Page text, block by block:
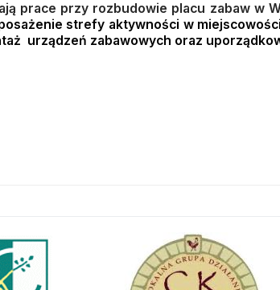
prace przy rozbudowie placu zabaw w
strefy aktywności w miejscowości
urządzeń zabawowych oraz